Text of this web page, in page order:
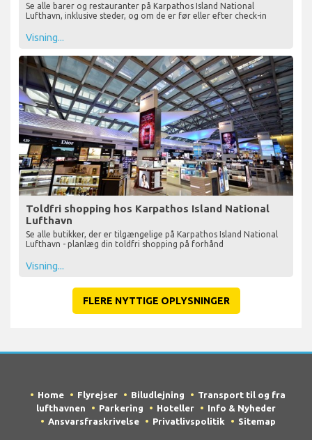
Se alle barer og restauranter på Karpathos Island National
Lufthavn, inklusive steder, og om de er før eller efter check-in
Visning...
Toldfri shopping hos Karpathos Island National
Lufthavn
Se alle butikker, der er tilgængelige på Karpathos Island National
Lufthavn - planlæg din toldfri shopping på forhånd
Visning...
FLERE NYTTIGE OPLYSNINGER
Home Flyrejser Biludlejning
Transport til og fra
lufthavnen
Parkering Hoteller
Info & Nyheder
Ansvarsfraskrivelse
Privatlivspolitik Sitemap